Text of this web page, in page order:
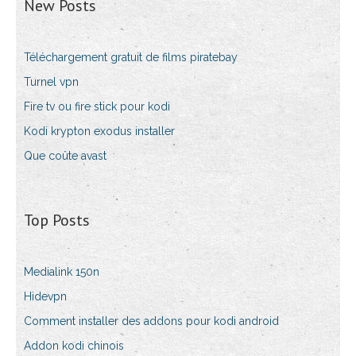
New Posts
Téléchargement gratuit de films piratebay
Turnel vpn
Fire tv ou fire stick pour kodi
Kodi krypton exodus installer
Que coûte avast
Top Posts
Medialink 150n
Hidevpn
Comment installer des addons pour kodi android
Addon kodi chinois